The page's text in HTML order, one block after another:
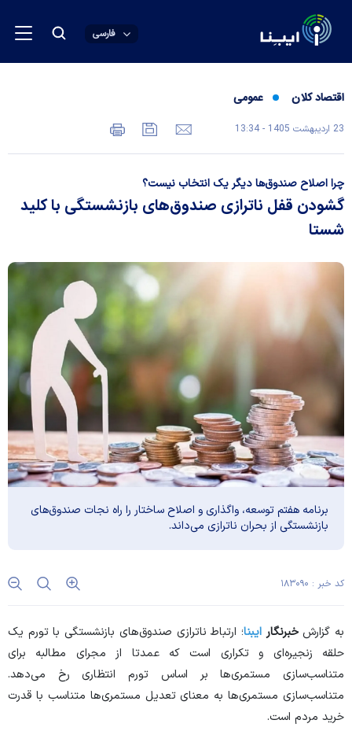
فارسی
اقتصاد کلان عمومی
23 ارديبهشت 1405 - 13:34
چرا اصلاح صندوق‌ها دیگر یک انتخاب نیست؟
گشودن قفل ناترازی صندوق‌های بازنشستگی با کلید
شستا
برنامه هفتم توسعه، واگذاری و اصلاح ساختار را راه نجات صندوق‌های
بازنشستگی از بحران ناترازی می‌داند.
کد خبر : ۱۸۳۰۹۰
به گزارشخبرنگارایبنا؛ ارتباط ناترازی صندوق‌های بازنشستگی با تورم یک
حلقه زنجیره‌ای و تکراری است که عمدتا از مجرای مطالبه برای
متناسب‌سازی مستمری‌ها بر اساس تورم انتظاری رخ می‌دهد.
متناسب‌سازی مستمری‌ها به معنای تعدیل مستمری‌ها متناسب با قدرت
خرید مردم است.